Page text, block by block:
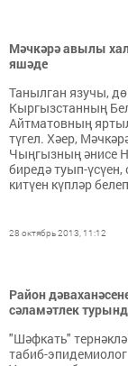
Мәчкәрә авылы
яшәде
Танылган язучы,
Кыргызстанның
Айтматовның
түгел. Хәер,
Чыңгызның әнисе
биредә туып-
китүен күпләр
28 октябрь 2013, 11:12
Район
сәламәтлек
"Шәфкать"
табиб-